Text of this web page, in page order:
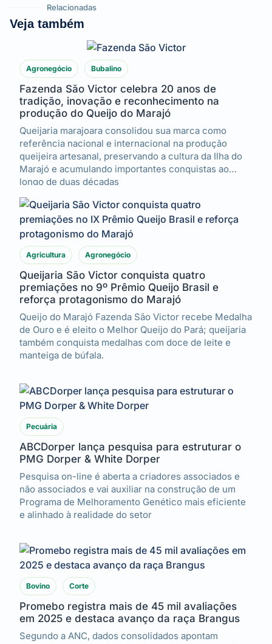
Relacionadas
Veja também
Agronegócio Bubalino
Fazenda São Victor celebra 20 anos de
tradição, inovação e reconhecimento na
produção do Queijo do Marajó
Queijaria marajoara consolidou sua marca como
referência nacional e internacional na produção
queijeira artesanal, preservando a cultura da Ilha do
Marajó e acumulando importantes conquistas ao
longo de duas décadas
Agricultura Agronegócio
Queijaria São Victor conquista quatro
premiações no 9º Prêmio Queijo Brasil e
reforça protagonismo do Marajó
Queijo do Marajó Fazenda São Victor recebe Medalha
de Ouro e é eleito o Melhor Queijo do Pará; queijaria
também conquista medalhas com doce de leite e
manteiga de búfala.
Pecuária
ABCDorper lança pesquisa para estruturar o
PMG Dorper & White Dorper
Pesquisa on-line é aberta a criadores associados e
não associados e vai auxiliar na construção de um
Programa de Melhoramento Genético mais eficiente
e alinhado à realidade do setor
Bovino Corte
Promebo registra mais de 45 mil avaliações
em 2025 e destaca avanço da raça Brangus
Segundo a ANC, dados consolidados apontam